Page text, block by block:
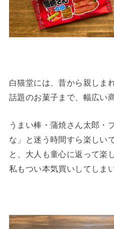
白猫堂には、昔から親しま
話題のお菓子まで、幅広い
うまい棒・蒲焼さん太郎
な」と迷う時間すら楽しい
と、大人も童心に返って楽
私もつい本気買いしてしま